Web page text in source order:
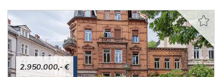
2.950.000,- €